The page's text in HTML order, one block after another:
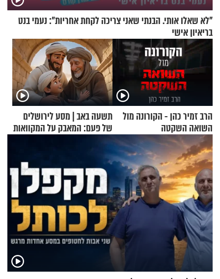
"לא שאלו אותי. הבנתי שאני צריכה לקחת אחריות": נעמי בנט
בריאיון אישי
הרב זמיר כהן - הקורונה מול
השואה השקטה
תשעה באב | מסע לירושלים
של פעם: המאבק על המקוואות